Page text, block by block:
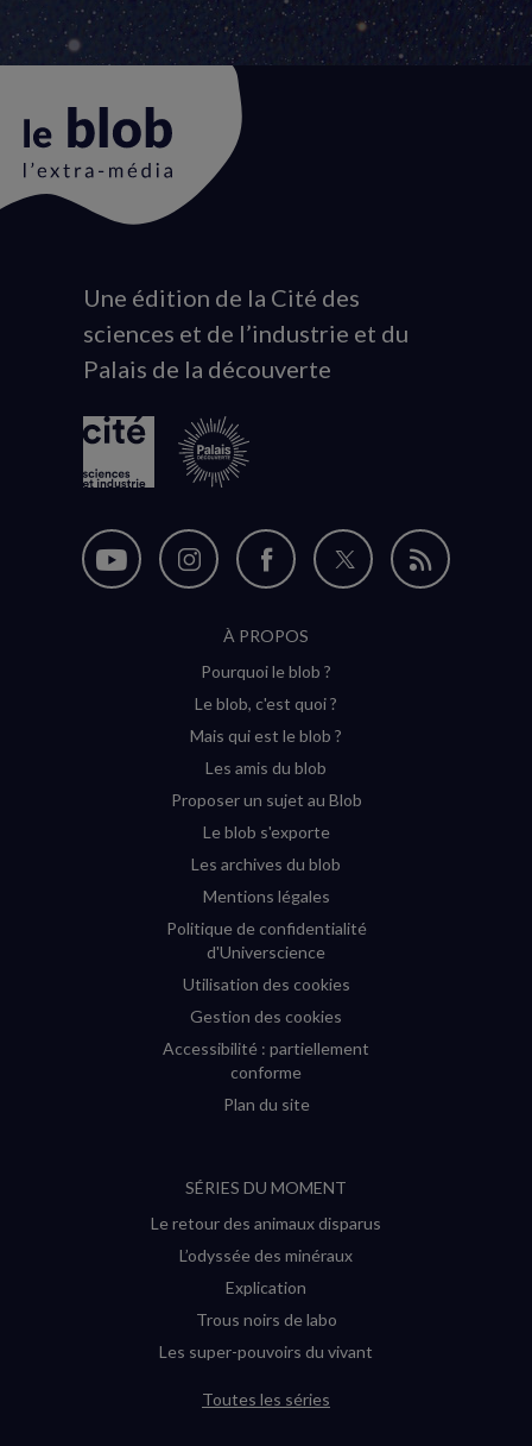
Animation
du
logo
Une édition de la Cité des
sciences et de l’industrie et du
Palais de la découverte
Nous
Nous
Instagram
(nouvelle
Nous
sur
Facebook
(nouvelle
Nous
Flux
À PROPOS
Pourquoi le blob ?
Le blob, c'est quoi ?
Mais qui est le blob ?
Les amis du blob
Proposer un sujet au Blob
Le blob s'exporte
Les archives du blob
Mentions légales
Politique de confidentialité
d'Universcience
Utilisation des cookies
Gestion des cookies
Accessibilité : partiellement
conforme
Plan du site
SÉRIES DU MOMENT
Le retour des animaux disparus
L’odyssée des minéraux
Explication
Trous noirs de labo
Les super-pouvoirs du vivant
Toutes les séries